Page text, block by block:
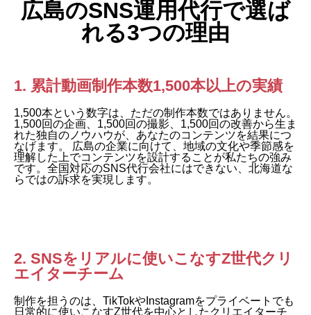
広島のSNS運用代行で選ば
れる3つの理由
1. 累計動画制作本数1,500本以上の実績
1,500本という数字は、ただの制作本数ではありません。
1,500回の企画、1,500回の撮影、1,500回の改善から生ま
れた独自のノウハウが、あなたのコンテンツを結果につ
なげます。 広島の企業に向けて、地域の文化や季節感を
理解した上でコンテンツを設計することが私たちの強み
です。全国対応のSNS代行会社にはできない、北海道な
らではの訴求を実現します。
2. SNSをリアルに使いこなすZ世代クリ
エイターチーム
制作を担うのは、TikTokやInstagramをプライベートでも
日常的に使いこなすZ世代を中心としたクリエイターチ